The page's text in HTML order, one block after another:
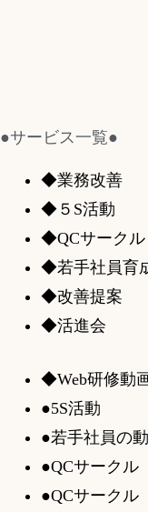
●サービス一覧●
◆業務改善
◆５S活動
◆QCサークル
◆若手社員育
◆改善提案
◆活進会
◆Web研修動
●5S活動
●若手社員の
●QCサークル
●QCサークル